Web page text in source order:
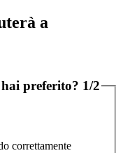
a
preferito? 1/2
correttamente